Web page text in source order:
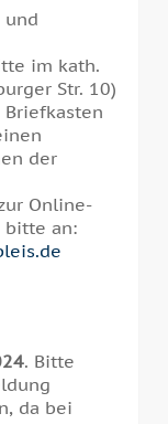
und
im kath.
Str. 10)
der
Online-
bitte an:
. Bitte
da bei